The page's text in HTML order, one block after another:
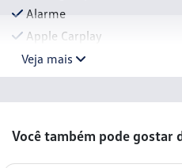
Alarme
Apple Carplay
Veja mais
Você também pode gostar